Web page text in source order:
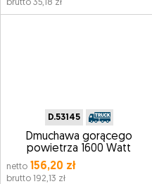
brutto 35,18 zł
D.53145
Dmuchawa gorącego
powietrza 1600 Watt
netto 156,20 zł
brutto 192,13 zł